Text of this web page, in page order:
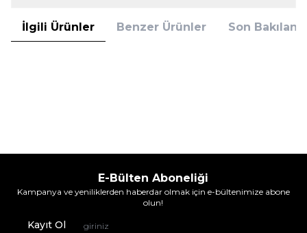
İlgili Ürünler Benzer Ürünler Son
E-Bülten Aboneliği
Kampanya ve yeniliklerden haberdar olmak için e-bültenimize abone
olun!
Kayıt Ol